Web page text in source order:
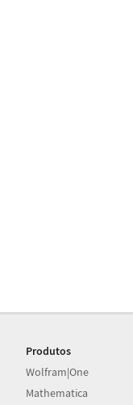
Produtos
Wolfram|One
Mathematica